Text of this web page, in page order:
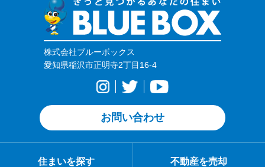
株式会社ブルーボックス
愛知県稲沢市正明寺2丁目16-4
お問い合わせ
住まいを探す 不動産を売却